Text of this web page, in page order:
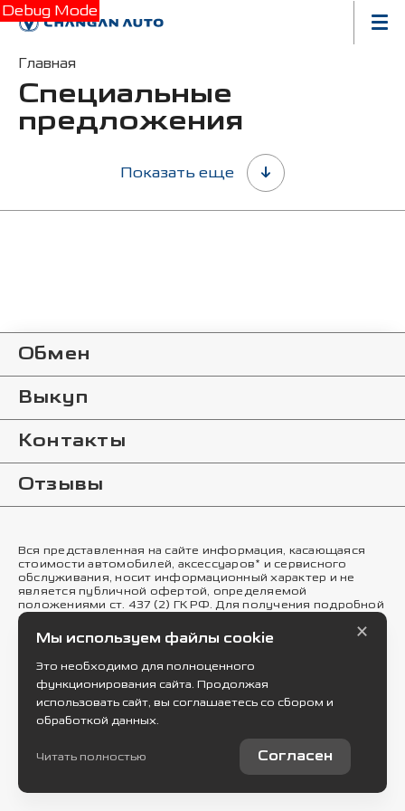
Debug Mode
Главная
Специальные
предложения
Показать еще
Обмен
Выкуп
Контакты
Отзывы
Вся представленная на сайте информация, касающаяся
стоимости автомобилей, аксессуаров* и сервисного
обслуживания, носит информационный характер и не
является публичной офертой, определяемой
положениями ст. 437 (2) ГК РФ. Для получения подробной
информации обращайтесь в наши автосалоны.
Опубликованная на данном сайте информация может
быть изменена в любое время без предварительного
уведомления. * Стоимость аксессуаров указана без учета
стоимости установки.
Правовая информация
Работает на технологиях
Мы используем файлы cookie
Это необходимо для полноценного
функционирования сайта. Продолжая
использовать сайт, вы соглашаетесь со сбором и
обработкой данных.
Читать полностью Согласен
×